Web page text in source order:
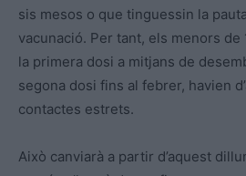
sis mesos o que tinguessin la
vacunació. Per tant, els menors de
la primera dosi a mitjans de
segona dosi fins al febrer, havien
contactes estrets.
Això canviarà a partir d’aquest